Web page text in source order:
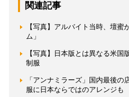
関連記事
【写真】アルバイト当時、壇蜜
ム」
【写真】日本版とは異なる米国
制服
「アンナミラーズ」国内最後
服に日本ならではのアレンジも